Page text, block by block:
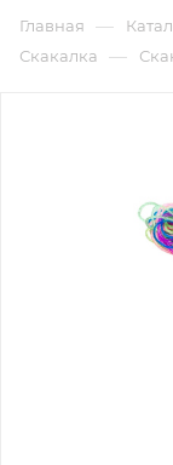
Главная —
Скакалка —